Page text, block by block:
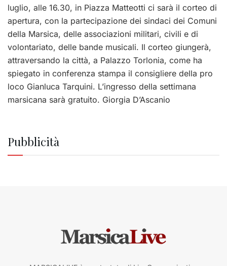
luglio, alle 16.30, in Piazza Matteotti ci sarà il corteo di
apertura, con la partecipazione dei sindaci dei Comuni
della Marsica, delle associazioni militari, civili e di
volontariato, delle bande musicali. Il corteo giungerà,
attraversando la città, a Palazzo Torlonia, come ha
spiegato in conferenza stampa il consigliere della pro
loco Gianluca Tarquini. L’ingresso della settimana
marsicana sarà gratuito. Giorgia D’Ascanio
Pubblicità